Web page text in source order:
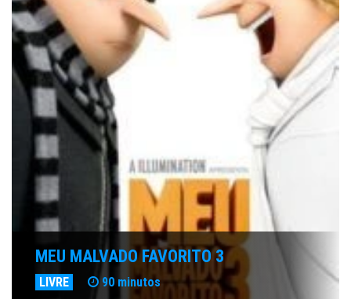
MEU MALVADO FAVORITO 3
LIVRE 90 minutos